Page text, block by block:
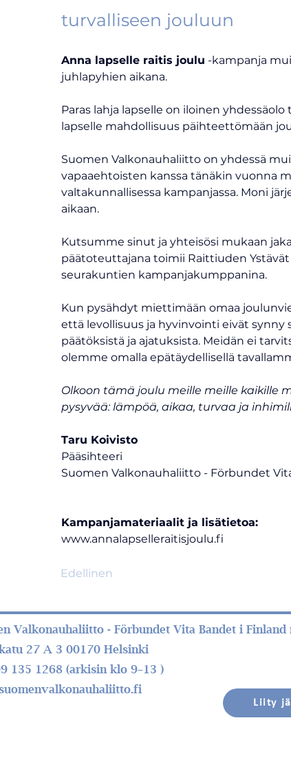
turvalliseen jouluun
Anna lapselle raitis joulu -kampanja
juhlapyhien aikana.
Paras lahja lapselle on iloinen
lapselle mahdollisuus päihteettömään
Suomen Valkonauhaliitto on yhdessä
vapaaehtoisten kanssa tänäkin vuonna
valtakunnallisessa kampanjassa. Moni
aikaan.
Kutsumme sinut ja yhteisösi mukaan
päätoteuttajana toimii Raittiuden
seurakuntien kampanjakumppanina.
Kun pysähdyt miettimään omaa
että levollisuus ja hyvinvointi eivät synny
päätöksistä ja ajatuksista. Meidän ei
olemme omalla epätäydellisellä
Olkoon tämä joulu meille meille kaikille
pysyvää: lämpöä, aikaa, turvaa ja
Taru Koivisto
Pääsihteeri
Suomen Valkonauhaliitto - Förbundet
Kampanjamateriaalit ja lisätietoa:
www.annalapselleraitisjoulu.fi
Edellinen
Valkonauhaliitto - Förbundet Vita Bandet i Finland
27 A 3 00170 Helsinki
135 1268 (arkisin klo 9–13 )
Liity